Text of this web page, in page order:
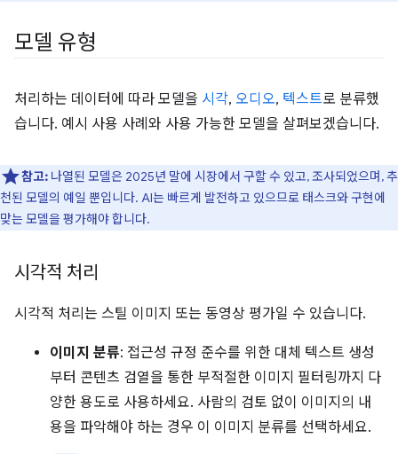
모델 유형
처리하는 데이터에 따라 모델을 시각, 오디오, 텍스트로 분류했
습니다. 예시 사용 사례와 사용 가능한 모델을 살펴보겠습니다.
참고: 나열된 모델은 2025년 말에 시장에서 구할 수 있고, 조사되었으며, 추
천된 모델의 예일 뿐입니다. AI는 빠르게 발전하고 있으므로 태스크와 구현에
맞는 모델을 평가해야 합니다.
시각적 처리
시각적 처리는 스틸 이미지 또는 동영상 평가일 수 있습니다.
이미지 분류: 접근성 규정 준수를 위한 대체 텍스트 생성
부터 콘텐츠 검열을 통한 부적절한 이미지 필터링까지 다
양한 용도로 사용하세요. 사람의 검토 없이 이미지의 내
용을 파악해야 하는 경우 이 이미지 분류를 선택하세요.